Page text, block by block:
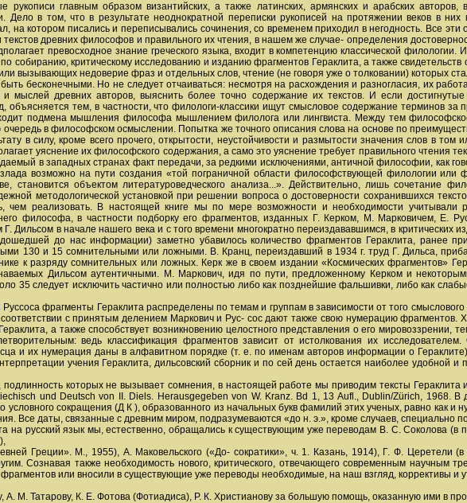
рукописи главным образом византийских, а также латинских, армянских и арабских
в том, что в результате неоднократной переписки рукописей на протяжении веков в них
на котором писались и переписывались сочинения, со временем приходил в негодность. Все
древних философов и правильного их чтения, в нашем же случае- определения
превосходное знание греческого языка, входит в компетенцию классической филологии.
собиранию, критическому исследованию и изданию фрагментов Гераклита, а также
или вызывающих недоверие фраз и отдельных слов, чтение (не говоря уже о толковании) которых
бесконечными. Но не следует отчаиваться: несмотря на расхождения и разногласия, их
мыслей древних авторов, выяснить более точно содержание их текстов. И если
объясняется тем, в частности, что филологи-классики ищут смысловое содержание терминов за
подмена мышления философа мышлением филолога или лингвиста. Между тем
в философском осмыслении. Попытка же точного описания слова на основе по
в силу, кроме всего прочего, открытости, неустойчивости и размытости значения слов в том
уяснение их философского содержания, а само это уяснение требует правильного чтения
в западных странах факт передачи, за редкими исключениями, античной философии, как
возможно на пути создания «той пограничной области философствующей филологии
становится объектом литературоведческого анализа...». Действительно, лишь сочетание
методологической установкой при решении вопроса о достоверности сохранившихся
чем реализовать. В настоящей книге мы по мере возможности и необходимости
философа, в частности подборку его фрагментов, изданных Г. Керком, М. Марковичем, Е.
Дильсом в начале нашего века и с того времени многократно переиздававшимся, в критических
до нас информации) заметно убавилось количество фрагментов Гераклита, ранее
130 и 15 сомнительными или ложными. В. Кранц, переиздавший в 1934 г. труд Г. Дильса,
к разряду сомнительных или ложных. Керк же в своем издании «Космических фрагментов»
Дильсом аутентичными. М. Маркович, идя по пути, предложенному Керком и
35 следует исключить частично или полностью либо как позднейшие фальшивки, либо как
фрагменты Гераклита распределены по темам и группам в зависимости от того
с принятым делением Маркович и Рус- сос дают также свою нумерацию фрагментов.
а также способствует возникновению целостного представления о его мировоззрении,
ведь классификация фрагментов зависит от истолкования их
и их нумерация даны в алфавитном порядке (т. е. по именам авторов информации о
учения Гераклита, дильсовский сборник и по сей день остается наиболее удобной
которых не вызывает сомнения, в настоящей работе мы приводим тексты Гераклита
und Deutsch von II. Diels. Herausgegeben von W. Kranz. Bd 1, 13 Aufl., Dublin/Zürich, 1968.
сокращения (Д К ), образованного из начальных букв фамилий этих ученых, равно как и
Все даты, связанные с древним миром, подразумеваются «до н. э.», кроме случаев, специально
на русский язык мы, естественно, обращались к существующим уже переводам В. С. Соколова
Греции». М., 1955), А. Маковельского («До- сократики», ч. 1. Казань, 1914), Г. Ф. Церетели
Сознавая также необходимость нового, критического, отвечающего современным научным
или вносили в существующие уже переводы необходимые, на наш взгляд, коррективы и
А. М. Татарову, К. Е. Фотова (Фотиадиса), Р. К. Христианову за большую помощь, оказанную ими в